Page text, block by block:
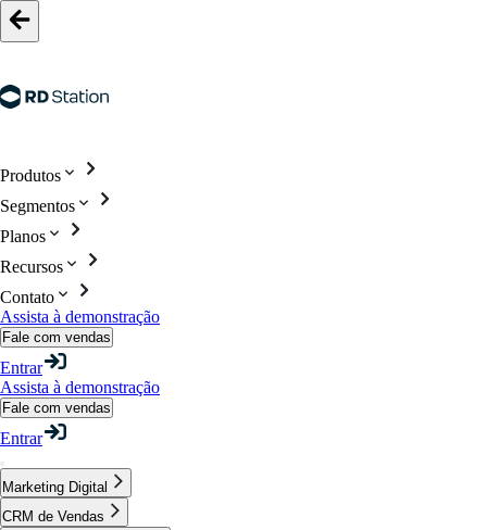
Produtos
Segmentos
Planos
Recursos
Contato
Assista à demonstração
Fale com vendas
Entrar
Assista à demonstração
Fale com vendas
Entrar
Marketing Digital
CRM de Vendas